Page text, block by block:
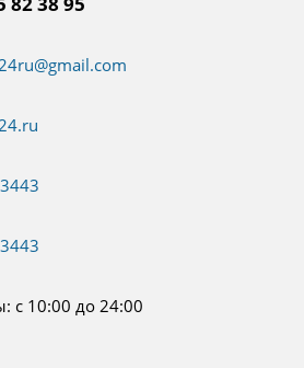
с 10:00 до 24:00